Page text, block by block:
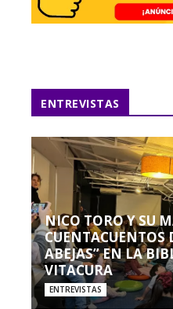
ENTREVISTAS
NICO TORO Y SU
CUENTACUENTOS
ABEJAS” EN LA
VITACURA
ENTREVISTAS